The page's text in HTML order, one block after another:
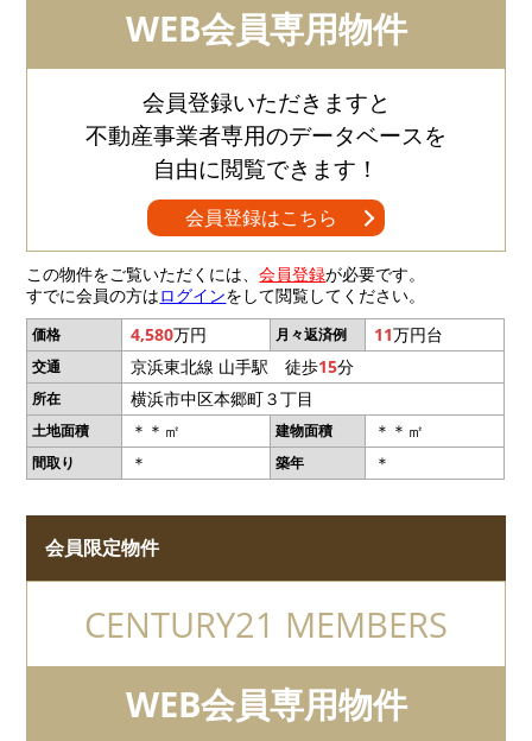
WEB会員専用物件
会員登録いただきますと
不動産事業者専用のデータベースを
自由に閲覧できます！
会員登録はこちら
この物件をご覧いただくには、会員登録が必要です。
すでに会員の方はログインをして閲覧してください。
価格 4,580万円 月々返済例 11万円台
交通 京浜東北線 山手駅 徒歩15分
所在 横浜市中区本郷町３丁目
土地面積 ＊＊㎡ 建物面積 ＊＊㎡
間取り ＊ 築年 ＊
会員限定物件
CENTURY21 MEMBERS
WEB会員専用物件